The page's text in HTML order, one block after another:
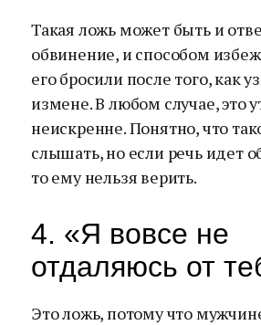
Такая ложь может быть и
обвинение, и способом
его бросили после того, как
измене. В любом случае, это
неискренне. Понятно, что
слышать, но если речь идет
то ему нельзя верить.
4. «Я вовсе не
отдаляюсь от
Это ложь, потому что